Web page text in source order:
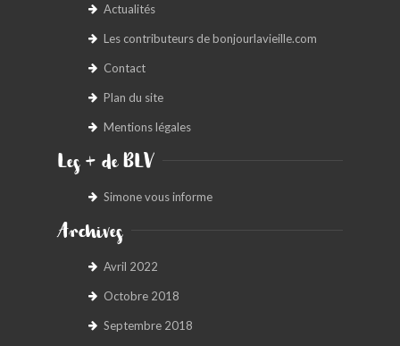
Actualités
Les contributeurs de bonjourlavieille.com
Contact
Plan du site
Mentions légales
Les + de BLV
Simone vous informe
Archives
Avril 2022
Octobre 2018
Septembre 2018